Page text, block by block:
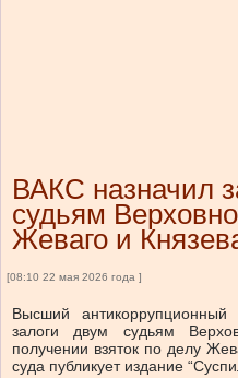
ВАКС назначил
судьям
Жеваго и
[08:10 22 мая 2026 года ]
Высший
залоги двум судьям
получении взяток по делу
суда публикует издание